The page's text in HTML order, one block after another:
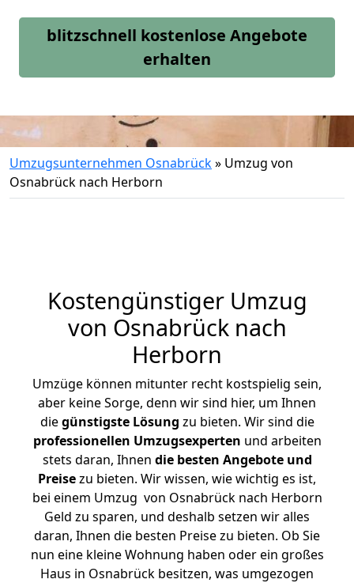
blitzschnell kostenlose Angebote
erhalten
Umzugsunternehmen Osnabrück» Umzug von
Osnabrück nach Herborn
Kostengünstiger Umzug
von Osnabrück nach
Herborn
Umzüge können mitunter recht kostspielig sein,
aber keine Sorge, denn wir sind hier, um Ihnen
diegünstigste Lösung zu bieten. Wir sind die
professionellen Umzugsexperten und arbeiten
stets daran, Ihnen die besten Angebote und
Preisezu bieten. Wir wissen, wie wichtig es ist,
bei einem Umzug von Osnabrück nach Herborn
Geld zu sparen, und deshalb setzen wir alles
daran, Ihnen die besten Preise zu bieten. Ob Sie
nun eine kleine Wohnung haben oder ein großes
Haus in Osnabrück besitzen, was umgezogen